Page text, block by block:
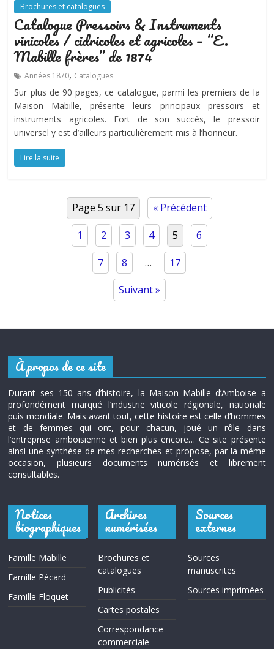
Brochures et catalogues
Catalogue Pressoirs & Instruments
vinicoles / cidricoles et agricoles – “E.
Mabille frères” de 1874
Années 1870, Catalogues
Sur plus de 90 pages, ce catalogue, parmi les premiers de la
Maison Mabille, présente leurs principaux pressoirs et
instruments agricoles. Fort de son succès, le pressoir
universel y est d’ailleurs particulièrement mis à l’honneur.
Lire la suite
Page 5 sur 17 « Précédent
1 2 3 4 5 6
7 8 … 17
Suivant »
À propos de ce site
Durant ses 150 ans d’histoire, la Maison Mabille d’Amboise a
profondément marqué l’industrie viticole régionale, nationale
puis mondiale. Mais avant tout, cette histoire est celle d’hommes
et de femmes qui ont, pour chacun, joué un rôle dans
l’entreprise amboisienne et bien plus encore… Ce site présente
ainsi une synthèse de mes recherches et propose, par la même
occasion, plusieurs documents numérisés et librement
consultables.
Notices
biographiques
Famille Mabille
Famille Pécard
Famille Floquet
Archives
numérisées
Brochures et
catalogues
Publicités
Cartes postales
Correspondance
commerciale
Sources
externes
Sources
manuscrites
Sources imprimées